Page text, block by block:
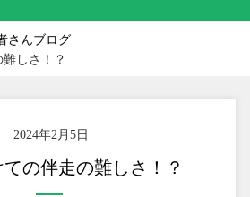
さんブログ
しさ！？
2024年2月5日
ての伴走の難しさ！？